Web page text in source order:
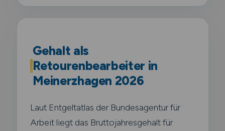
Gehalt als
Retourenbearbeiter in
Meinerzhagen 2026
Laut Entgeltatlas der Bundesagentur für
Arbeit liegt das Bruttojahresgehalt für